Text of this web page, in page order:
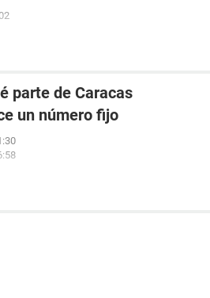
parte de Caracas
un número fijo